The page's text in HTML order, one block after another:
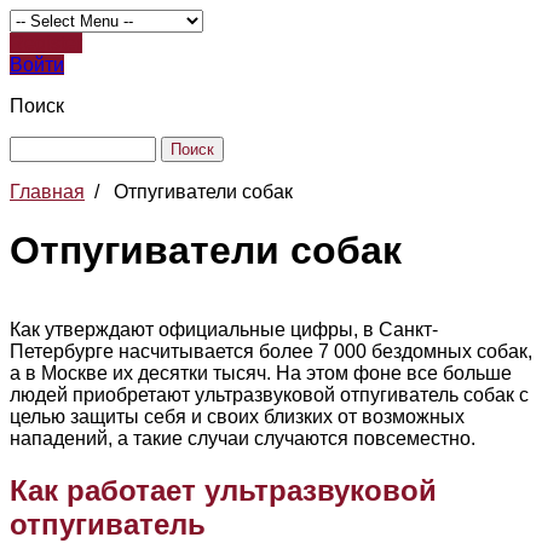
Войти
Поиск
Главная / Отпугиватели собак
Отпугиватели собак
Как утверждают официальные цифры, в Санкт-
Петербурге насчитывается более 7 000 бездомных собак,
а в Москве их десятки тысяч. На этом фоне все больше
людей приобретают ультразвуковой отпугиватель собак с
целью защиты себя и своих близких от возможных
нападений, а такие случаи случаются повсеместно.
Как работает ультразвуковой
отпугиватель